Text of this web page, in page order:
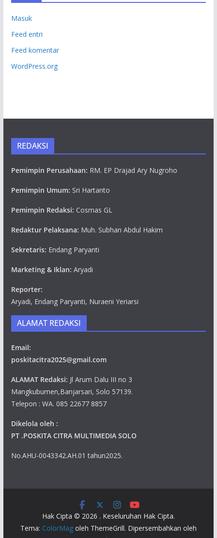
Masuk
Feed entri
Feed komentar
WordPress.org
REDAKSI
Pemimpin Perusahaan: RM. EP Drajad Ary Nugroho
Pemimpin Umum: Sri Hartanto
Pemimpin Redaksi: Cosmas GL
Redaktur Pelaksana: Muh. Subhan Abdul Hakim
Sekretaris: Endang Paryanti
Marketing & Iklan: Aryadi
Reporter:
Aryadi, Endang Paryanti, Nuraeni Yeriarsi
ALAMAT REDAKSI
Email:
poskitacitra2025@gmail.com
ALAMAT Redaksi: Jl Arum Dalu III no 3
Mangkubumen,Banjarsari, Solo 57139.
Telepon : WA. 085 22677 8857
Dikelola oleh :
PT .POSKITA CITRA MULTIMEDIA SOLO
No.AHU-0043342.AH.01 tahun2025.
Hak Cipta © 2026 . Keseluruhan Hak Cipta.
Tema: ColorMagoleh ThemeGrill. Dipersembahkan oleh